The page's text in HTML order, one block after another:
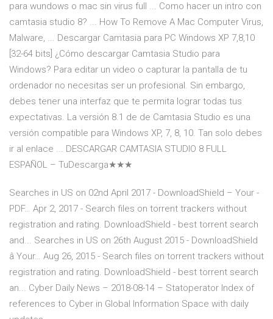
para wundows o mac sin virus full ... Como hacer un intro con
camtasia studio 8? ... How To Remove A Mac Computer Virus,
Malware, ... Descargar Camtasia para PC Windows XP 7,8,10
[32-64 bits] ¿Cómo descargar Camtasia Studio para
Windows? Para editar un video o capturar la pantalla de tu
ordenador no necesitas ser un profesional. Sin embargo,
debes tener una interfaz que te permita lograr todas tus
expectativas. La versión 8.1 de de Camtasia Studio es una
versión compatible para Windows XP, 7, 8, 10. Tan solo debes
ir al enlace ... DESCARGAR CAMTASIA STUDIO 8 FULL
ESPAÑOL – TuDescarga★★★
Searches in US on 02nd April 2017 - DownloadShield – Your -
PDF… Apr 2, 2017 - Search files on torrent trackers without
registration and rating. DownloadShield - best torrent search
and... Searches in US on 26th August 2015 - DownloadShield
â Your… Aug 26, 2015 - Search files on torrent trackers without
registration and rating. DownloadShield - best torrent search
an... Cyber Daily News – 2018-08-14 – Statoperator Index of
references to Cyber in Global Information Space with daily